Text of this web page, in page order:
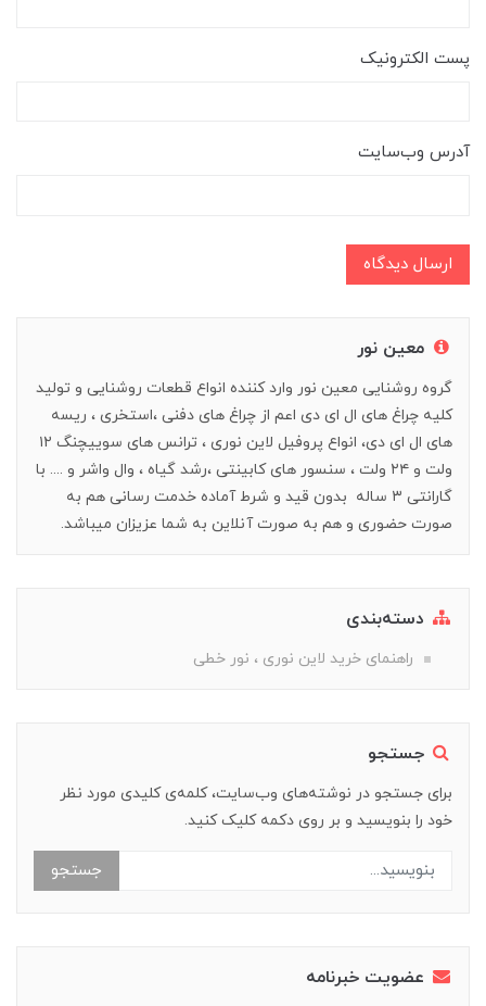
پست الکترونیک
آدرس وب‌سایت
ارسال دیدگاه
معین نور
گروه روشنایی معین نور وارد کننده انواع قطعات روشنایی و تولید
کلیه چراغ های ال ای دی اعم از چراغ های دفنی ،استخری ، ریسه
های ال ای دی، انواع پروفیل لاین نوری ، ترانس های سوییچنگ ۱۲
ولت و ۲۴ ولت ، سنسور های کابینتی ،رشد گیاه ، وال واشر و .... با
گارانتی ۳ ساله بدون قید و شرط آماده خدمت رسانی هم به
صورت حضوری و هم به صورت آنلاین به شما عزیزان میباشد.
دسته‌بندی
راهنمای خرید‌ لاین نوری ، نور خطی
جستجو
برای جستجو در نوشته‌های وب‌سایت، کلمه‌ی کلیدی مورد نظر
خود را بنویسید و بر روی دکمه کلیک کنید.
جستجو
عضویت خبرنامه